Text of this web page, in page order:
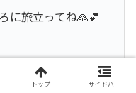
に旅立ってね🙏💕
トップ サイドバー